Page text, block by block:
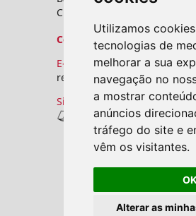
Utilizamos
tecnologias de
melhorar a sua
navegação no
a mostrar
anúncios
tráfego do site e
vêm os visitantes.
OK
Alterar as
CEP: 38025-180 - Uberaba -
Contato
E-mail:
revistas.seer@uftm.edu.br
Site
Revistas UFTM